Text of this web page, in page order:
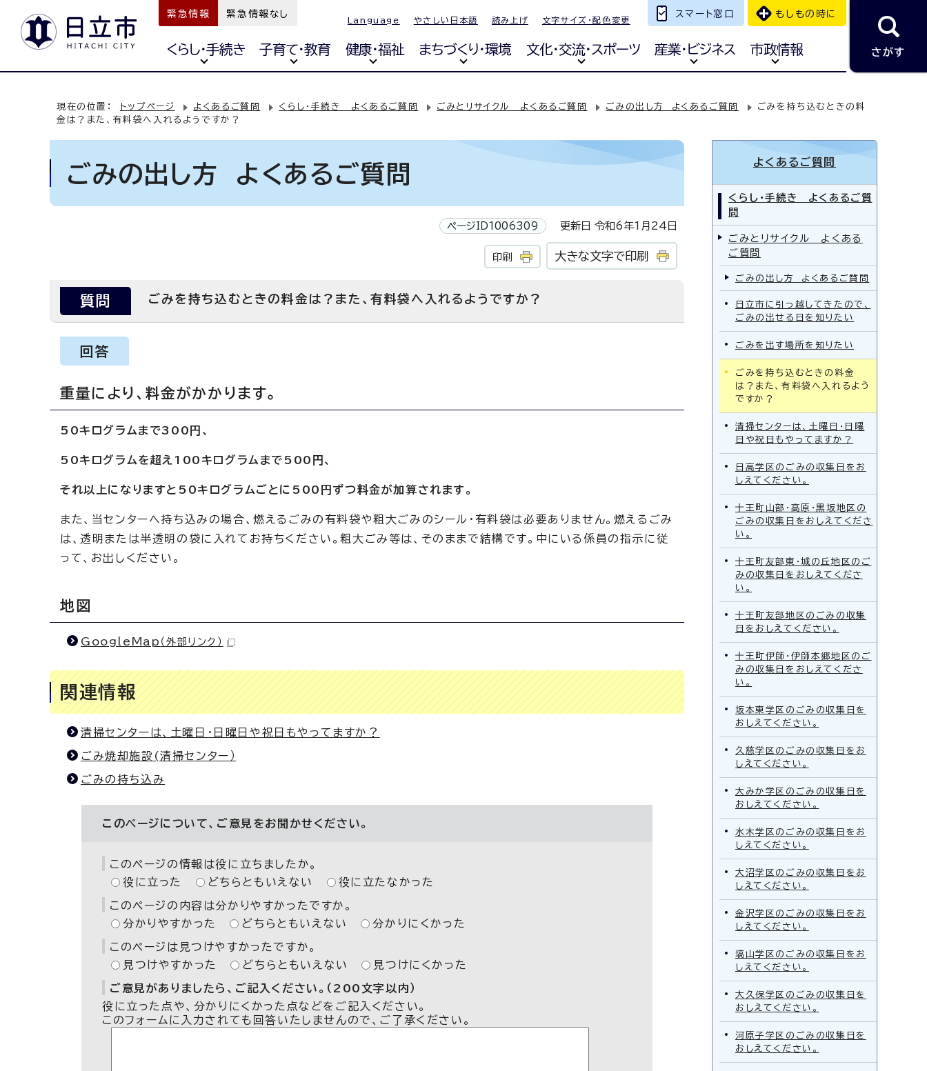
緊急情報 緊急情報なし
Language やさしい日本語 読み上げ 文字サイズ・配色変更
スマート窓口 もしもの時に
くらし・手続き 子育て・教育 健康・福祉 まちづくり・環境 文化・交流・スポーツ 産業・ビジネス 市政情報 さがす
現在の位置： トップページ よくあるご質問 くらし・手続き よくあるご質問 ごみとリサイクル よくあるご質問 ごみの出し方 よくあるご質問
ごみを持ち込むときの料
金は？また、有料袋へ入れるようですか？
ごみの出し方 よくあるご質問
ページID1006309 更新日 令和6年1月24日
印刷 大きな文字で印刷
質問 ごみを持ち込むときの料金は？また、有料袋へ入れるようですか？
回答
重量により、料金がかかります。
50キログラムまで300円、
50キログラムを超え100キログラムまで500円、
それ以上になりますと50キログラムごとに500円ずつ料金が加算されます。
また、当センターへ持ち込みの場合、燃えるごみの有料袋や粗大ごみのシール・有料袋は必要ありません。燃えるごみ
は、透明または半透明の袋に入れてお持ちください。粗大ごみ等は、そのままで結構です。中にいる係員の指示に従
って、お出しください。
地図
GoogleMap （外部リンク）
関連情報
清掃センターは、土曜日・日曜日や祝日もやってますか？
ごみ焼却施設(清掃センター）
ごみの持ち込み
このページについて、ご意見をお聞かせください。
このページの情報は役に立ちましたか。
役に立った
どちらともいえない 役に立たなかった
このページの内容は分かりやすかったですか。
分かりやすかった
どちらともいえない 分かりにくかった
このページは見つけやすかったですか。
見つけやすかった
どちらともいえない 見つけにくかった
ご意見がありましたら、ご記入ください。（200文字以内）
役に立った点や、分かりにくかった点などをご記入ください。
このフォームに入力されても回答いたしませんので、ご了承ください。
よくあるご質問
くらし・手続き よくあるご質
問
ごみとリサイクル よくある
ご質問
ごみの出し方 よくあるご質問
日立市に引っ越してきたので、
ごみの出せる日を知りたい
ごみを出す場所を知りたい
ごみを持ち込むときの料金
は？また、有料袋へ入れるよう
ですか？
清掃センターは、土曜日・日曜
日や祝日もやってますか？
日高学区のごみの収集日をお
しえてください。
十王町山部・高原・黒坂地区の
ごみの収集日をおしえてくださ
い。
十王町友部東・城の丘地区のご
みの収集日をおしえてくださ
い。
十王町友部地区のごみの収集
日をおしえてください。
十王町伊師・伊師本郷地区のご
みの収集日をおしえてくださ
い。
坂本東学区のごみの収集日を
おしえてください。
久慈学区のごみの収集日をお
しえてください。
大みか学区のごみの収集日を
おしえてください。
水木学区のごみの収集日をお
しえてください。
大沼学区のごみの収集日をお
しえてください。
金沢学区のごみの収集日をお
しえてください。
塙山学区のごみの収集日をお
しえてください。
大久保学区のごみの収集日を
おしえてください。
河原子学区のごみの収集日を
おしえてください。